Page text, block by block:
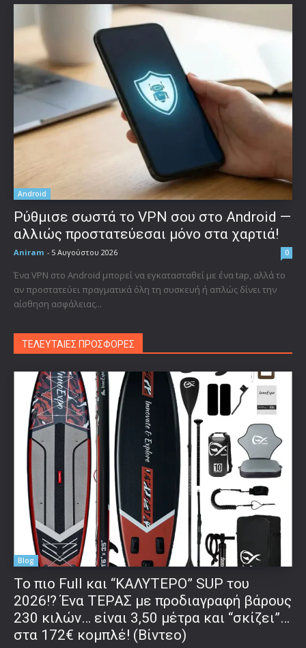
Android
Ρύθμισε σωστά το VPN σου στο Android —
αλλιώς προστατεύεσαι μόνο στα χαρτιά!
Aniram - 5 Αυγούστου 2026 0
Ένα VPN στο Android μπορεί να εγκατασταθεί με ένα tap, αλλά το
αν προστατεύει πραγματικά όλη τη συσκευή ή απλώς δίνει την
αίσθηση ασφάλειας...
ΤΕΛΕΥΤΑΙΕΣ ΠΡΟΣΦΟΡΕΣ
Blog
To πιο Full και “ΚΑΛΥΤΕΡΟ” SUP του
2026!? Ένα ΤΕΡΑΣ με προδιαγραφή βάρους
230 κιλών… είναι 3,50 μέτρα και “σκίζει”…
στα 172€ κομπλέ! (Βίντεο)